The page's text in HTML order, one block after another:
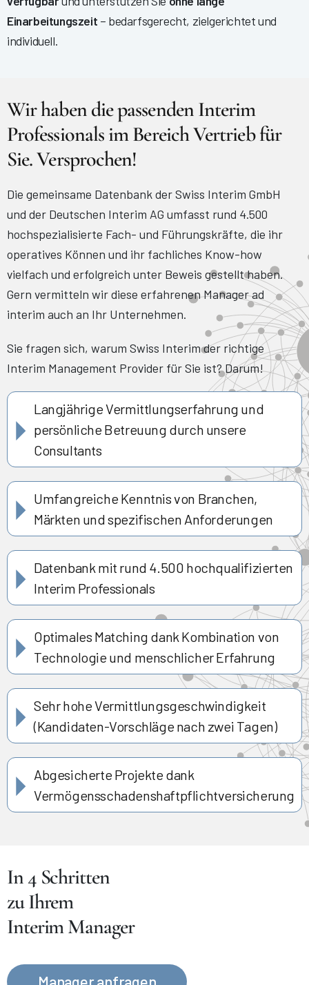
Einarbeitungszeit – bedarfsgerecht, zielgerichtet und
individuell.
Wir haben die passenden Interim
Professionals im Bereich Vertrieb für
Sie. Versprochen!
Die gemeinsame Datenbank der Swiss Interim GmbH
und der Deutschen Interim AG umfasst rund 4.500
hochspezialisierte Fach- und Führungskräfte, die ihr
operatives Können und ihr fachliches Know-how
vielfach und erfolgreich unter Beweis gestellt haben.
Gern vermitteln wir diese erfahrenen Manager ad
interim auch an Ihr Unternehmen.
Sie fragen sich, warum Swiss Interim der richtige
Interim Management Provider für Sie ist? Darum!
Langjährige Vermittlungserfahrung und
persönliche Betreuung durch unsere
Consultants
Umfangreiche Kenntnis von Branchen,
Märkten und spezifischen Anforderungen
Datenbank mit rund 4.500 hochqualifizierten
Interim Professionals
Optimales Matching dank Kombination von
Technologie und menschlicher Erfahrung
Sehr hohe Vermittlungsgeschwindigkeit
(Kandidaten-Vorschläge nach zwei Tagen)
Abgesicherte Projekte dank
Vermögensschadenshaftpflichtversicherung
In 4 Schritten
zu Ihrem
Interim Manager